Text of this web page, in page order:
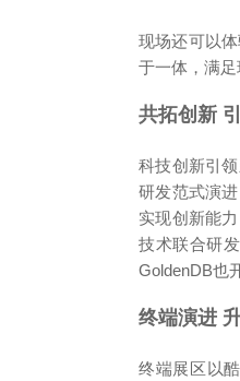
现场还可以
于一体，满足
共拓创新
科技创新引
研发范式演
实现创新能
技术联合研
GoldenDB也
终端演进
终端展区以